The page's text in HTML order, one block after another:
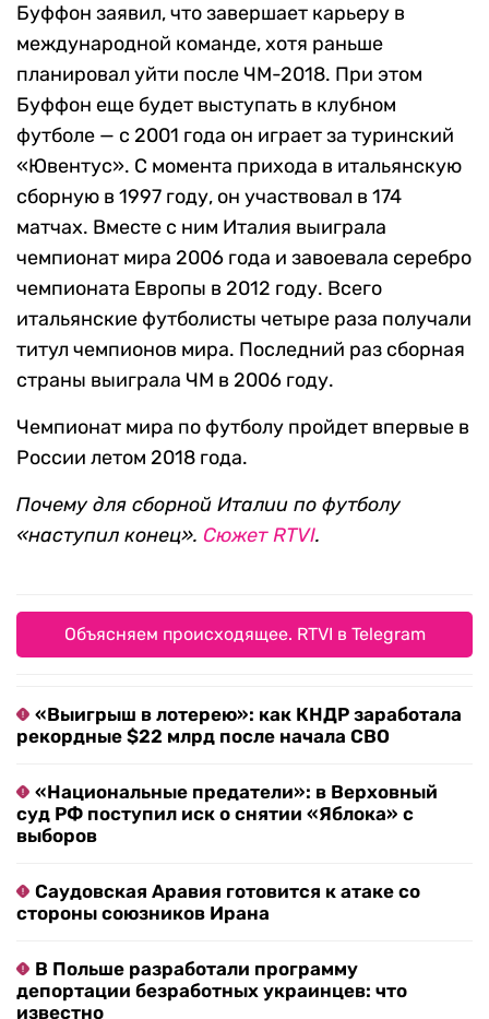
Буффон заявил, что завершает карьеру в
международной команде, хотя раньше
планировал уйти после ЧМ-2018. При этом
Буффон еще будет выступать в клубном
футболе — с 2001 года он играет за туринский
«Ювентус». С момента прихода в итальянскую
сборную в 1997 году, он участвовал в 174
матчах. Вместе с ним Италия выиграла
чемпионат мира 2006 года и завоевала серебро
чемпионата Европы в 2012 году. Всего
итальянские футболисты четыре раза получали
титул чемпионов мира. Последний раз сборная
страны выиграла ЧМ в 2006 году.
Чемпионат мира по футболу пройдет впервые в
России летом 2018 года.
Почему для сборной Италии по футболу
«наступил конец». Сюжет RTVI.
Объясняем происходящее. RTVI в Telegram
«Выигрыш в лотерею»: как КНДР заработала
рекордные $22 млрд после начала СВО
«Национальные предатели»: в Верховный
суд РФ поступил иск о снятии «Яблока» с
выборов
Саудовская Аравия готовится к атаке со
стороны союзников Ирана
В Польше разработали программу
депортации безработных украинцев: что
известно